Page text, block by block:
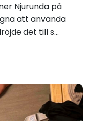
Njurunda på
att använda
det till s...